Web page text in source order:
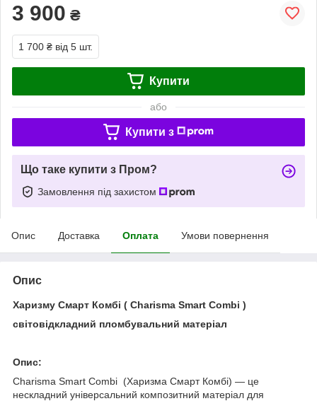
3 900 ₴
1 700 ₴ від 5 шт.
Купити
або
Купити з
Що таке купити з Пром?
Замовлення під захистом
Опис Доставка Оплата Умови повернення
Опис
Харизму Смарт Комбі ( Charisma Smart Combi )
cвітовідкладний пломбувальний матеріал
Опис:
Charisma Smart Combi (Харизма Смарт Комбі) — це
нескладний універсальний композитний матеріал для